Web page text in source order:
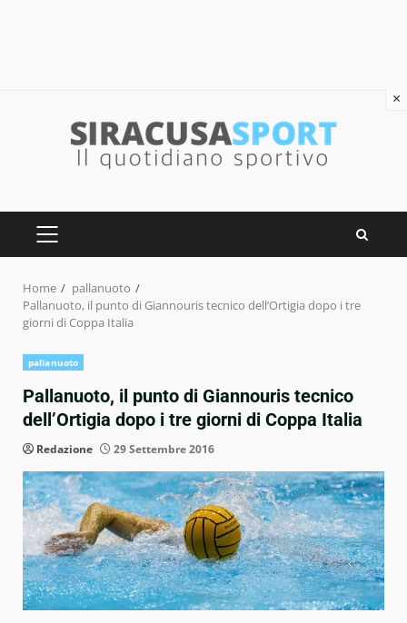
PRIMARY
Home
pallanuoto
Pallanuoto, il punto di Giannouris tecnico dell’Ortigia dopo i tre
giorni di Coppa Italia
pallanuoto
Pallanuoto, il punto di Giannouris tecnico
dell’Ortigia dopo i tre giorni di Coppa Italia
Redazione 29 Settembre 2016
×